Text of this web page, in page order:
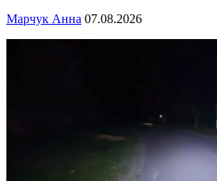
Марчук Анна 07.08.2026